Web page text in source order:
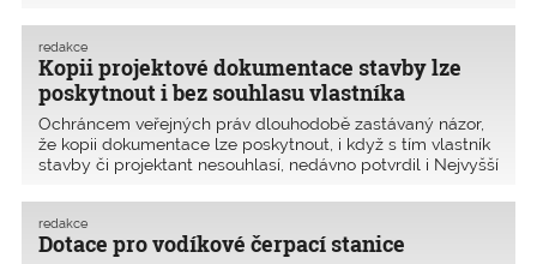
specialistů podle § 10a odst. 5 zákona č. 3/2020 Sb., co se
týče výběru a zařazování vzdělávacích akcí do
průběžného vzdělávání energetických specialistů.
Kopii projektové dokumentace stavby lze
poskytnout i bez souhlasu vlastníka
redakce
Ochráncem veřejných práv dlouhodobě zastávaný názor,
že kopii dokumentace lze poskytnout, i když s tím vlastník
stavby či projektant nesouhlasí, nedávno potvrdil i Nejvyšší
Dotace pro vodíkové čerpací stanice
redakce